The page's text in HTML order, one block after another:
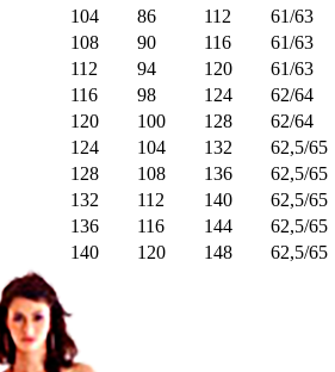
104 86 112
61/63
108 90 116
61/63
112 94 120
61/63
116 98 124
62/64
120 100 128
62/64
124 104 132
62,5/65
128 108 136
62,5/65
132 112 140
62,5/65
136 116 144
62,5/65
140 120 148 62,5/65